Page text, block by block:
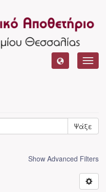
Ψάξε
Show Advanced Filters